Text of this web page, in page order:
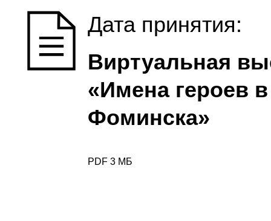
Дата принятия:
Виртуальная
«Имена героев
Фоминска»
PDF 3 МБ